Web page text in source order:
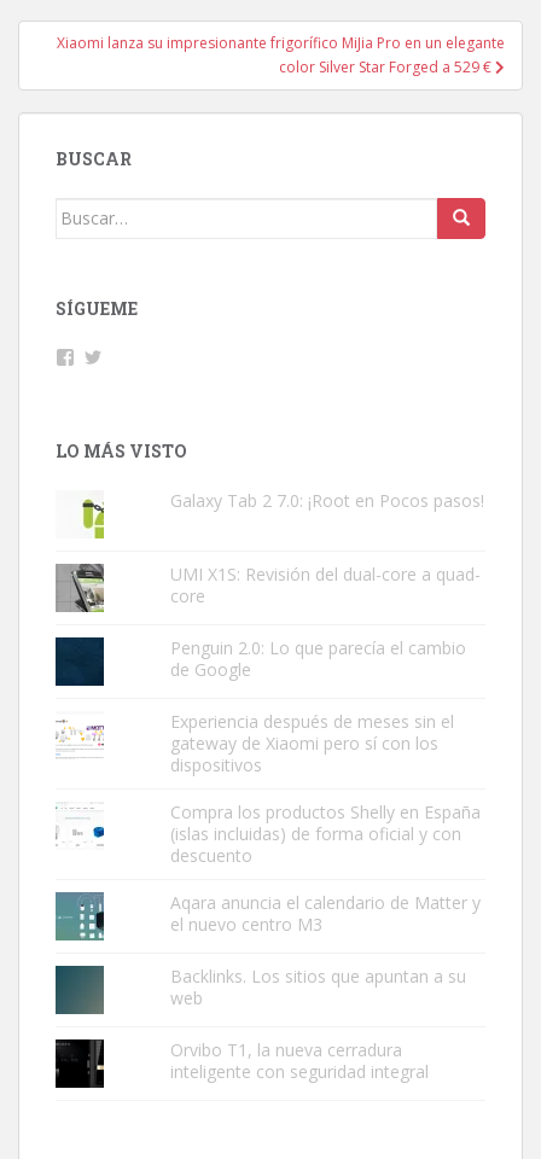
entradas
Xiaomi lanza su impresionante frigorífico MiJia Pro en un elegante
color Silver Star Forged a 529 €
BUSCAR
Buscar:
SÍGUEME
Facebook
LO MÁS VISTO
Galaxy Tab 2 7.0: ¡Root en Pocos pasos!
UMI X1S: Revisión del dual-core a quad-
core
Penguin 2.0: Lo que parecía el cambio
de Google
Experiencia después de meses sin el
gateway de Xiaomi pero sí con los
dispositivos
Compra los productos Shelly en España
(islas incluidas) de forma oficial y con
descuento
Aqara anuncia el calendario de Matter y
el nuevo centro M3
Backlinks. Los sitios que apuntan a su
web
Orvibo T1, la nueva cerradura
inteligente con seguridad integral